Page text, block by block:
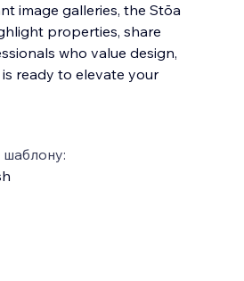
image galleries, the Stōa
properties, share
who value design,
ready to elevate your